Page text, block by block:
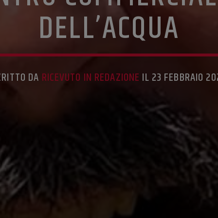
DELL’ACQUA
DA RICEVUTO IN REDAZIONE IL 23 FEBBRAIO